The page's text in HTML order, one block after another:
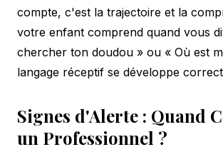
compte, c'est la trajectoire et la
votre enfant comprend quand vous
chercher ton doudou » ou « Où est
langage réceptif se développe
Signes d'Alerte : Quand
un Professionnel ?